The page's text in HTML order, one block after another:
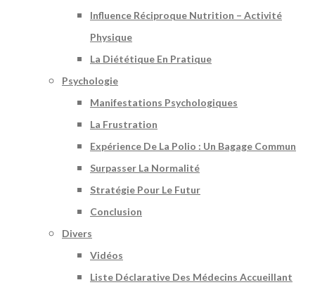
Influence Réciproque Nutrition – Activité
Physique
La Diététique En Pratique
Psychologie
Manifestations Psychologiques
La Frustration
Expérience De La Polio : Un Bagage Commun
Surpasser La Normalité
Stratégie Pour Le Futur
Conclusion
Divers
Vidéos
Liste Déclarative Des Médecins Accueillant